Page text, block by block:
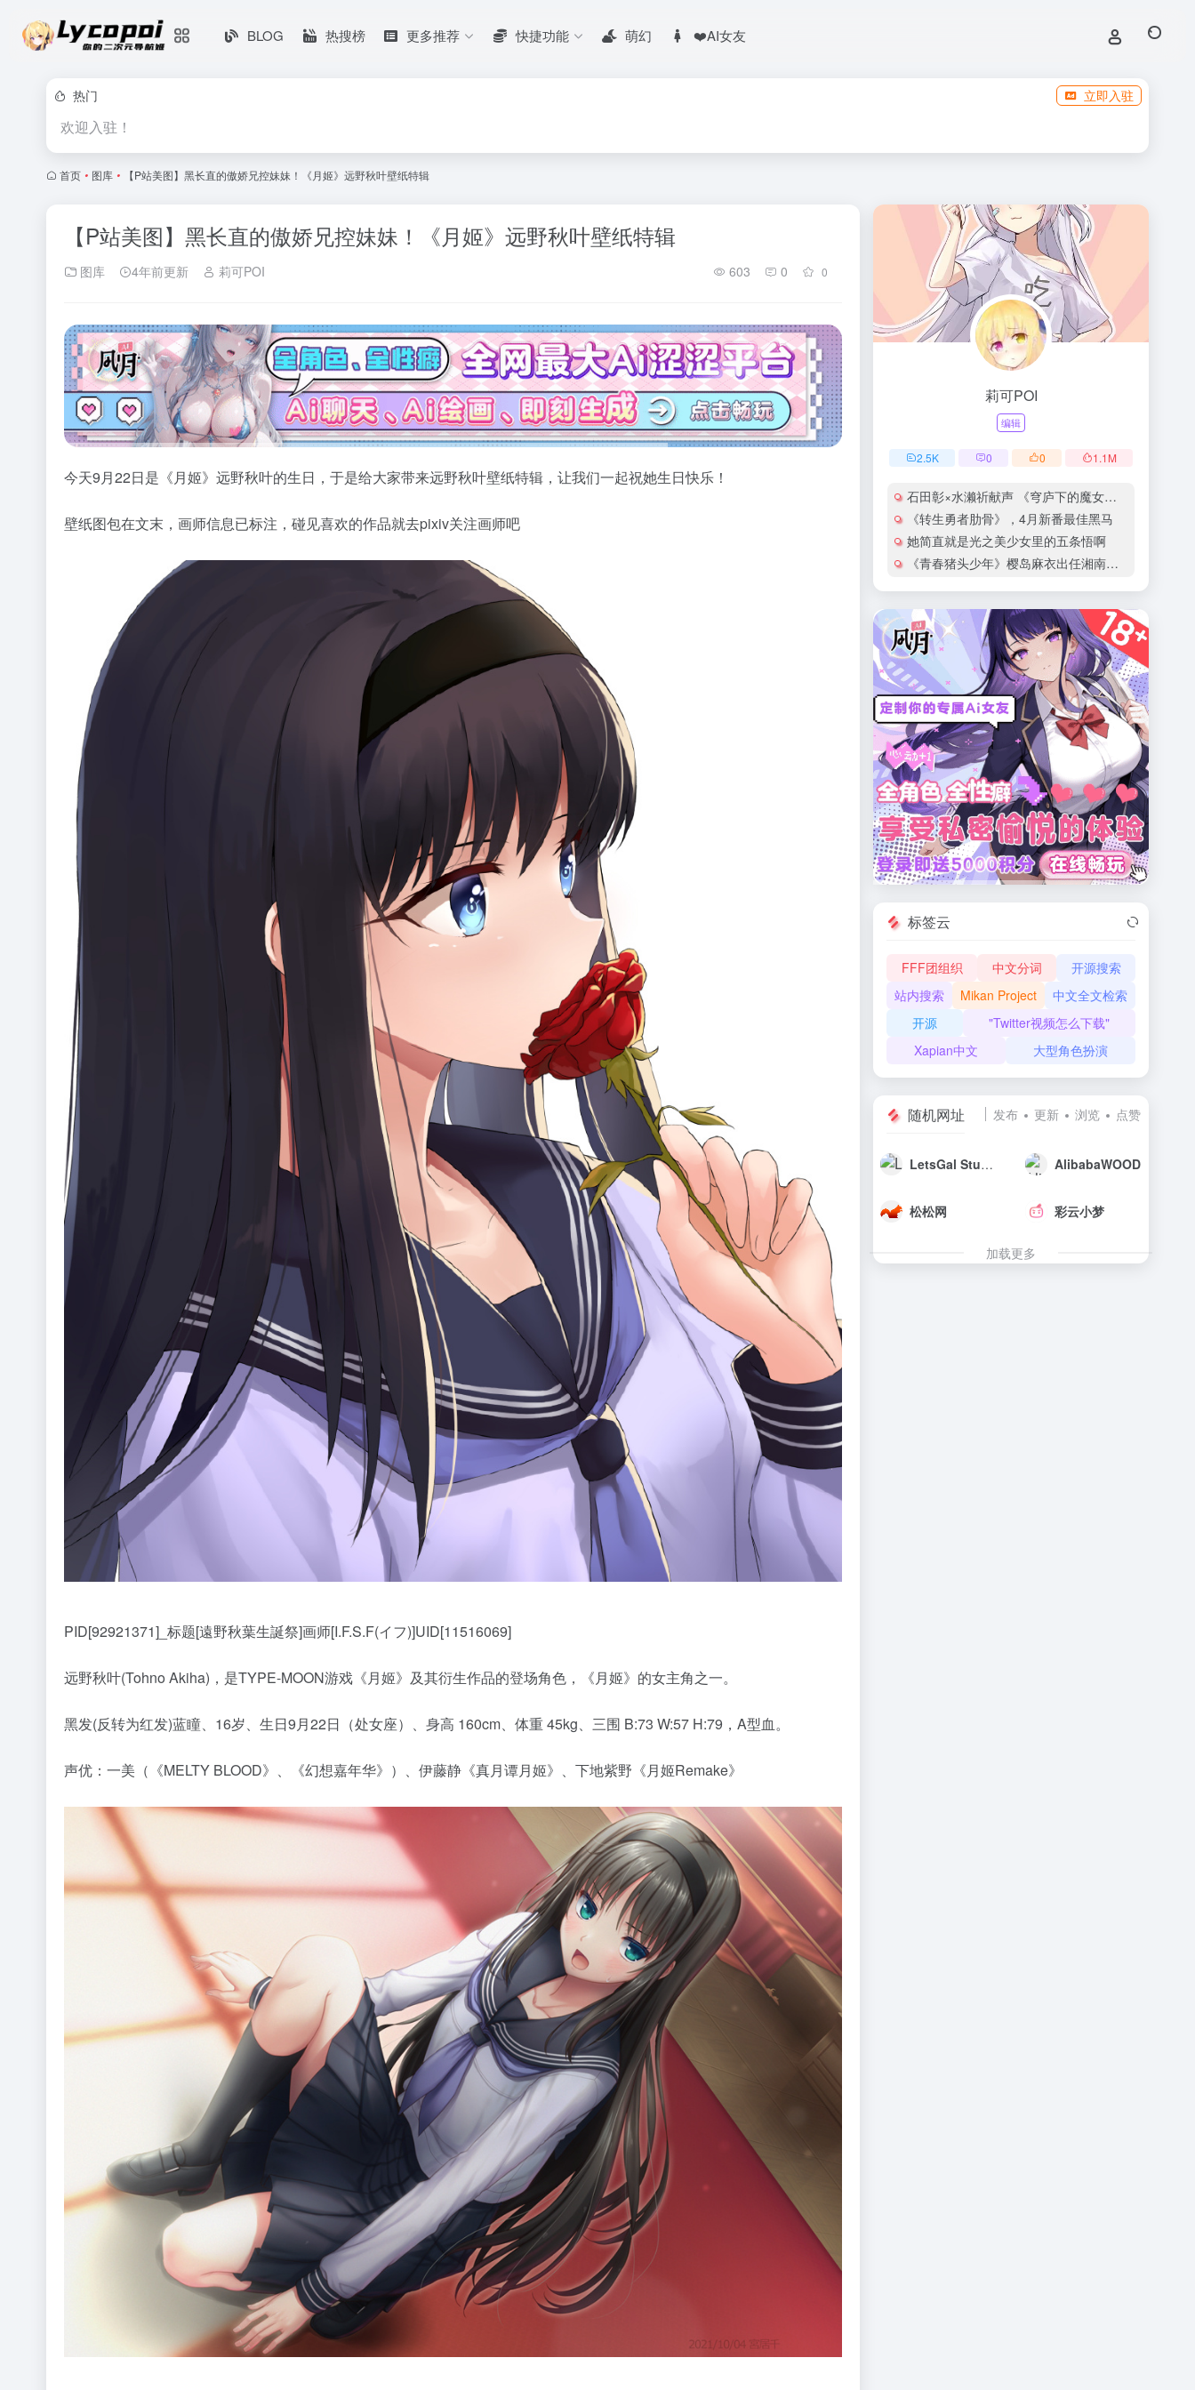
BLOG 热搜榜 更多推荐 快捷功能 萌幻 ❤️AI女友
热门 立即入驻
欢迎入驻！
首页 • 图库 • 【P站美图】黑长直的傲娇兄控妹妹！《月姬》远野秋叶壁纸特辑
【P站美图】黑长直的傲娇兄控妹妹！《月姬》远野秋叶壁纸特辑
图库 4年前更新 莉可POI 603 0 0
今天9月22日是《月姬》远野秋叶的生日，于是给大家带来远野秋叶壁纸特辑，让我们一起祝她生日快乐！
壁纸图包在文末，画师信息已标注，碰见喜欢的作品就去pixiv关注画师吧
PID[92921371]_标题[遠野秋葉生誕祭]画师[I.F.S.F(イフ)]UID[11516069]
远野秋叶(Tohno Akiha)，是TYPE-MOON游戏《月姬》及其衍生作品的登场角色，《月姬》的女主角之一。
黑发(反转为红发)蓝瞳、16岁、生日9月22日（处女座）、身高 160cm、体重 45kg、三围 B:73 W:57 H:79，A型血。
声优：一美（《MELTY BLOOD》、《幻想嘉年华》）、伊藤静《真月谭月姬》、下地紫野《月姬Remake》
莉可POI
编辑
2.5K 0 0 1.1M
石田彰×水濑祈献声 《穹庐下的魔女》新角色声优揭晓
《转生勇者肋骨》，4月新番最佳黑马
她简直就是光之美少女里的五条悟啊
《青春猪头少年》樱岛麻衣出任湘南宣传大使！
标签云
FFF团组织 中文分词
开源搜索
站内搜索
Mikan Project
中文全文检索
开源
"Twitter视频怎么下载"
Xapian中文
大型角色扮演
随机网址 发布 更新 浏览 点赞
LetsGal Studio · 创作者编辑器 —— 写下来，就是游戏 AlibabaWOOD
松松网 彩云小梦
加载更多